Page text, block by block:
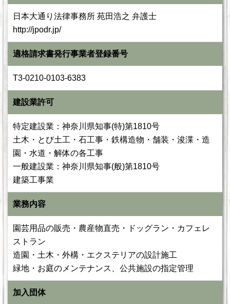
日本大通り法律事務所 苑田浩之 弁護士
http://jpodr.jp/
適格請求書発行事業者登録番号
T3-0210-0103-6383
建設業許可
特定建設業：神奈川県知事(特)第1810号
土木・とび土工・石工事・鉄構造物・舗装・浚渫・造
園・水道・解体の各工事
一般建設業：神奈川県知事(般)第1810号
建築工事業
業務内容
園芸用品の販売・農産物直売・ドッグラン・カフェレ
ストラン
造園・土木・外構・エクステリアの設計施工
緑地・お庭のメンテナンス、公共施設の指定管理
加入団体